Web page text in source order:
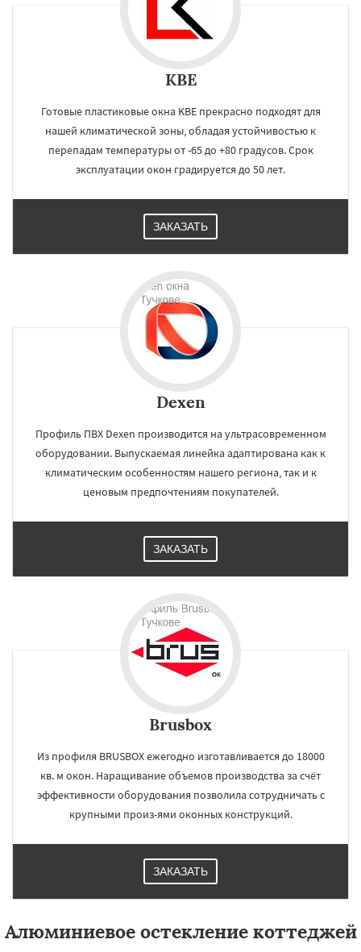
KBE
Готовые пластиковые окна KBE прекрасно подходят для
нашей климатической зоны, обладая устойчивостью к
перепадам температуры от -65 до +80 градусов. Срок
эксплуатации окон градируется до 50 лет.
ЗАКАЗАТЬ
Dexen
Профиль ПВХ Dexen производится на ультрасовременном
оборудовании. Выпускаемая линейка адаптирована как к
климатическим особенностям нашего региона, так и к
ценовым предпочтениям покупателей.
ЗАКАЗАТЬ
Brusbox
Из профиля BRUSBOX ежегодно изготавливается до 18000
кв. м окон. Наращивание объемов производства за счёт
эффективности оборудования позволила сотрудничать с
крупными произ-ями оконных конструкций.
ЗАКАЗАТЬ
Алюминиевое остекление коттеджей